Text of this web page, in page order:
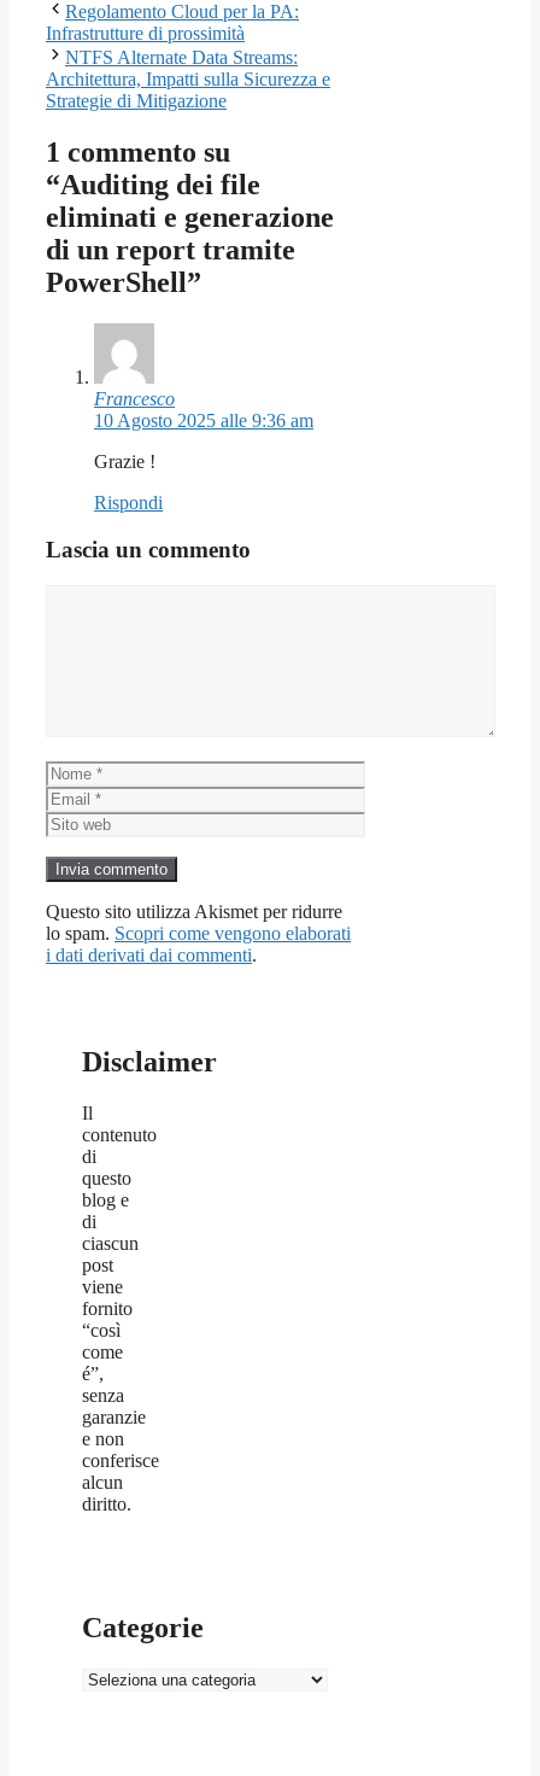
Regolamento Cloud per la PA:
Infrastrutture di prossimità
NTFS Alternate Data Streams:
Architettura, Impatti sulla Sicurezza e
Strategie di Mitigazione
1 commento su
“Auditing dei file
eliminati e generazione
di un report tramite
PowerShell”
Francesco
10 Agosto 2025 alle 9:36 am
Grazie !
Rispondi
Lascia un commento
Nome
Email
Sito
web
Questo sito utilizza Akismet per ridurre
lo spam. Scopri come vengono elaborati
i dati derivati dai commenti.
Disclaimer
Il
contenuto
di
questo
blog e
di
ciascun
post
viene
fornito
“così
come
é”,
senza
garanzie
e non
conferisce
alcun
diritto.
Categorie
Categorie